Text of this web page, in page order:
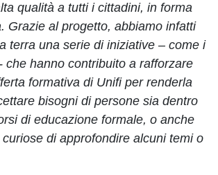
qualità a tutti i cittadini, in forma
Grazie al progetto, abbiamo infatti
terra una serie di iniziative – come i
che hanno contribuito a rafforzare
formativa di Unifi per renderla
bisogni di persone sia dentro
di educazione formale, o anche
di approfondire alcuni temi o